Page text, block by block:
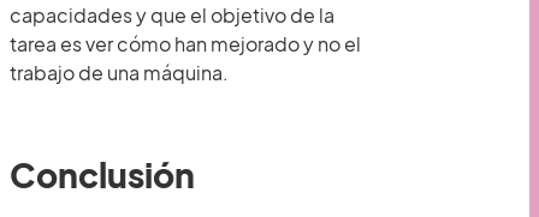
capacidades y que el objetivo de la
tarea es ver cómo han mejorado y no el
trabajo de una máquina.
Conclusión